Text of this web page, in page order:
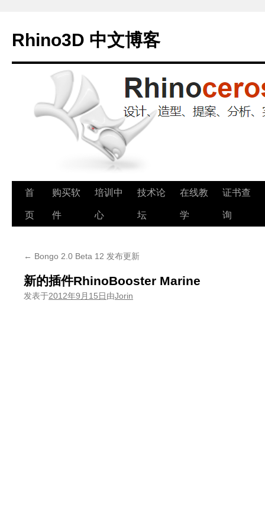
Rhino3D 中文博客
跳
至
首
页
购买软
件
培训中
心
技术论
坛
在线教
学
证书查
询
← Bongo 2.0 Beta 12 发布更新
新的插件RhinoBooster Marine
发表于2012年9月15日由Jorin